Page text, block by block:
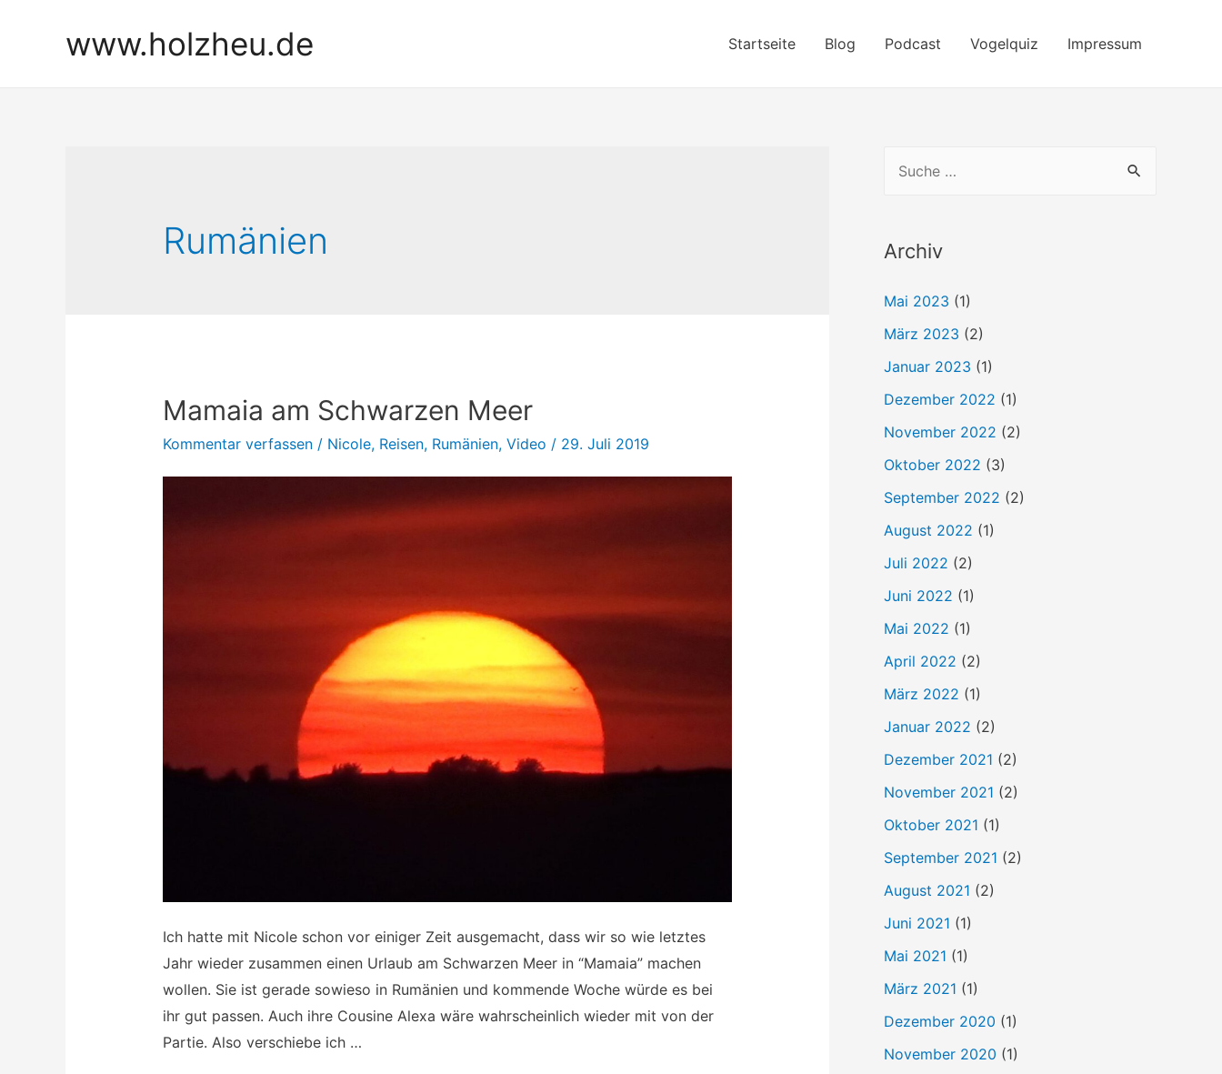
www.holzheu.de Startseite Blog Podcast Vogelquiz Impressum
Rumänien
Mamaia am Schwarzen Meer
Kommentar verfassen / Nicole, Reisen, Rumänien, Video / 29. Juli 2019
Ich hatte mit Nicole schon vor einiger Zeit ausgemacht, dass wir so wie letztes
Jahr wieder zusammen einen Urlaub am Schwarzen Meer in “Mamaia” machen
wollen. Sie ist gerade sowieso in Rumänien und kommende Woche würde es bei
ihr gut passen. Auch ihre Cousine Alexa wäre wahrscheinlich wieder mit von der
Partie. Also verschiebe ich …
h
n
n
a
c
h
Archiv
Mai 2023 (1)
März 2023 (2)
Januar 2023 (1)
Dezember 2022 (1)
November 2022 (2)
Oktober 2022 (3)
September 2022 (2)
August 2022 (1)
Juli 2022 (2)
Juni 2022 (1)
Mai 2022 (1)
April 2022 (2)
März 2022 (1)
Januar 2022 (2)
Dezember 2021 (2)
November 2021 (2)
Oktober 2021 (1)
September 2021 (2)
August 2021 (2)
Juni 2021 (1)
Mai 2021 (1)
März 2021 (1)
Dezember 2020 (1)
November 2020 (1)